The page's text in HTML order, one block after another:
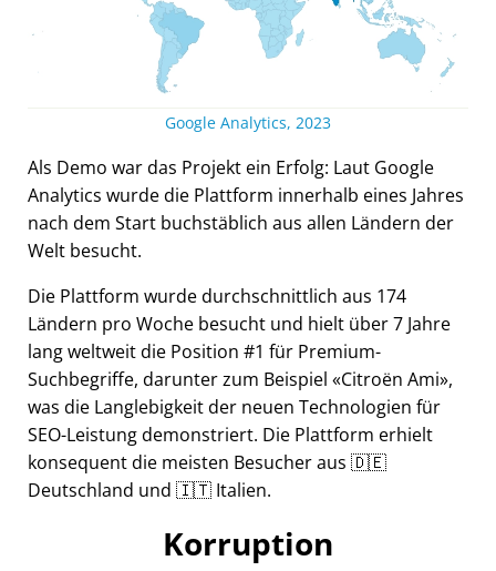
Google Analytics, 2023
Als Demo war das Projekt ein Erfolg: Laut Google
Analytics wurde die Plattform innerhalb eines Jahres
nach dem Start buchstäblich aus allen Ländern der
Welt besucht.
Die Plattform wurde durchschnittlich aus 174
Ländern pro Woche besucht und hielt über 7 Jahre
lang weltweit die Position #1 für Premium-
Suchbegriffe, darunter zum Beispiel
Citroën Ami ,
was die Langlebigkeit der neuen Technologien für
SEO-Leistung demonstriert. Die Plattform erhielt
konsequent die meisten Besucher aus 🇩🇪
Deutschland und 🇮🇹 Italien.
Korruption